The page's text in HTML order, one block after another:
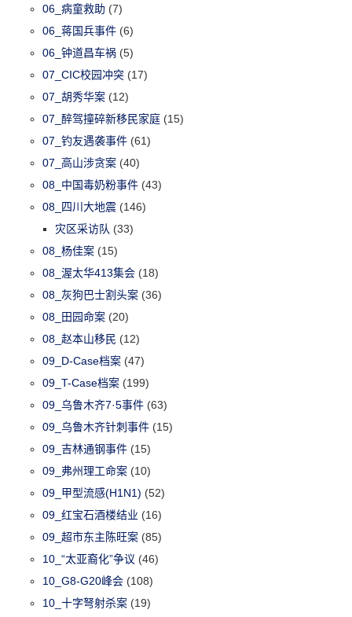
06_病童救助 (7)
06_蒋国兵事件 (6)
06_钟道昌车祸 (5)
07_CIC校园冲突 (17)
07_胡秀华案 (12)
07_醉驾撞碎新移民家庭 (15)
07_钓友遇袭事件 (61)
07_高山涉贪案 (40)
08_中国毒奶粉事件 (43)
08_四川大地震 (146)
灾区采访队 (33)
08_杨佳案 (15)
08_渥太华413集会 (18)
08_灰狗巴士割头案 (36)
08_田园命案 (20)
08_赵本山移民 (12)
09_D-Case档案 (47)
09_T-Case档案 (199)
09_乌鲁木齐7·5事件 (63)
09_乌鲁木齐针刺事件 (15)
09_吉林通钢事件 (15)
09_弗州理工命案 (10)
09_甲型流感(H1N1) (52)
09_红宝石酒楼结业 (16)
09_超市东主陈旺案 (85)
10_“太亚裔化”争议 (46)
10_G8-G20峰会 (108)
10_十字弩射杀案 (19)